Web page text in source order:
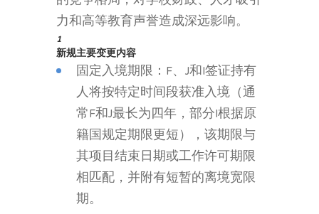
力和高等教育声誉造成深远影响。
1
新规主要变更内容
固定入境期限：F、J和I签证持有
人将按特定时间段获准入境（通
常F和J最长为四年，部分I根据原
籍国规定期限更短），该期限与
其项目结束日期或工作许可期限
相匹配，并附有短暂的离境宽限
期。